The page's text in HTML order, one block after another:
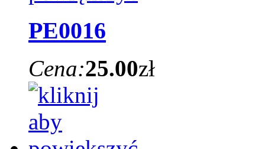
PE0016
Cena:25.00zł